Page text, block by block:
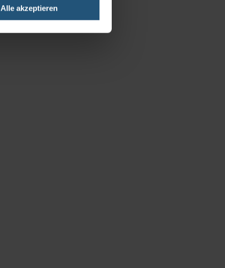
Alle akzeptieren